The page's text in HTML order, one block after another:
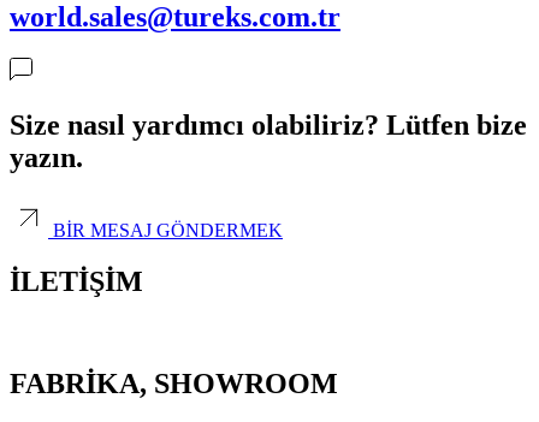
world.sales@tureks.com.tr
Size nasıl yardımcı olabiliriz? Lütfen bize
yazın.
BİR MESAJ GÖNDERMEK
İLETİŞİM
FABRİKA, SHOWROOM